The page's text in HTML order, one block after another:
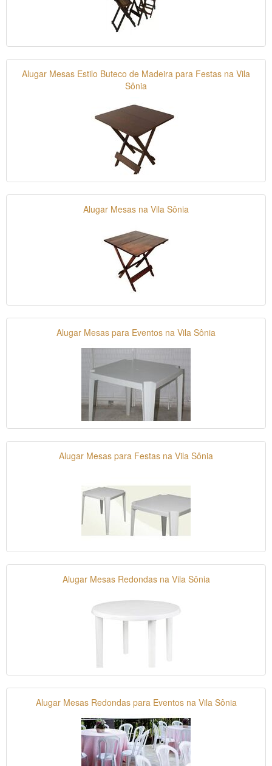
Alugar Mesas Estilo Buteco de Madeira para Festas na Vila
Sônia
Alugar Mesas na Vila Sônia
Alugar Mesas para Eventos na Vila Sônia
Alugar Mesas para Festas na Vila Sônia
Alugar Mesas Redondas na Vila Sônia
Alugar Mesas Redondas para Eventos na Vila Sônia